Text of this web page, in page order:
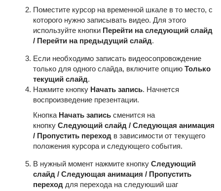
Поместите курсор на временной шкале в то место, с
которого нужно записывать видео. Для этого
используйте кнопки Перейти на следующий слайд
/ Перейти на предыдущий слайд.
Если необходимо записать видеосопровождение
только для одного слайда, включите опцию Только
текущий слайд.
Нажмите кнопку Начать запись. Начнется
воспроизведение презентации.
Кнопка Начать записьсменится на
кнопку Следующий слайд / Следующая анимация
/ Пропустить переход в зависимости от текущего
положения курсора и следующего события.
В нужный момент нажмите кнопку Следующий
слайд / Следующая анимация / Пропустить
переход для перехода на следуюший шаг